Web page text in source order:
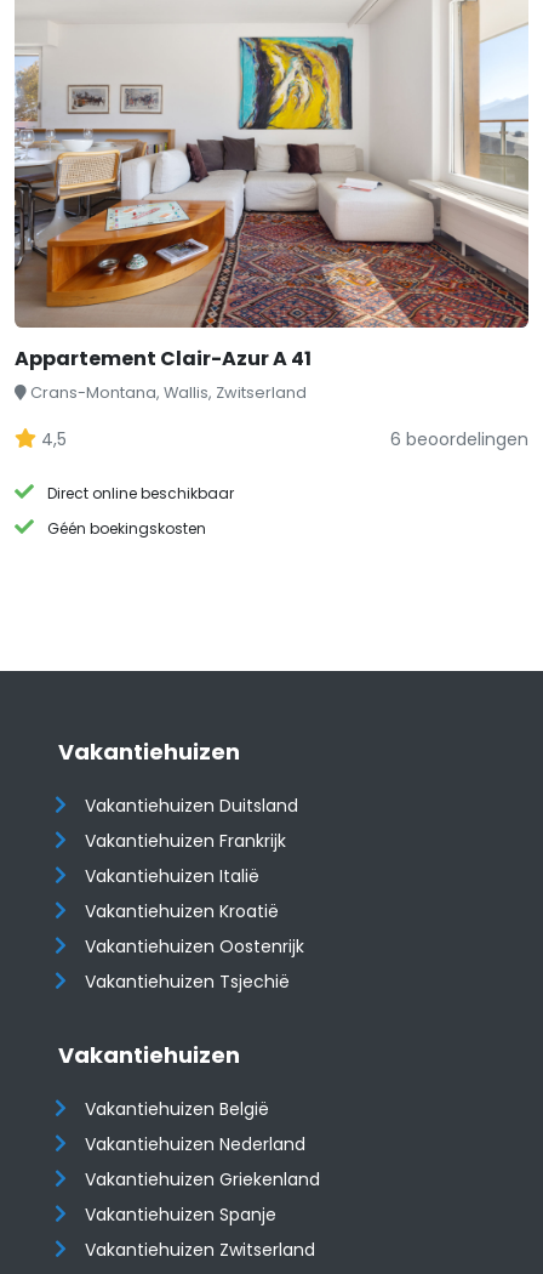
Appartement Clair-Azur A 41
Crans-Montana, Wallis, Zwitserland
4,5 6 beoordelingen
Direct online beschikbaar
Géén boekingskosten
Vakantiehuizen
Vakantiehuizen Duitsland
Vakantiehuizen Frankrijk
Vakantiehuizen Italië
Vakantiehuizen Kroatië
​​​​​​​Vakantiehuizen Oostenrijk
Vakantiehuizen Tsjechië
Vakantiehuizen
Vakantiehuizen België
Vakantiehuizen Nederland
Vakantiehuizen Griekenland
Vakantiehuizen Spanje
​​​​​​​Vakantiehuizen Zwitserland